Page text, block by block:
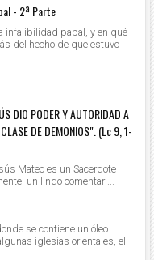
- 2ª Parte
infalibilidad papal, y en qué
del hecho de que estuvo
DIO PODER Y AUTORIDAD A
DE DEMONIOS". (Lc 9, 1-
Mateo es un Sacerdote
un lindo comentari...
se contiene un óleo
iglesias orientales, el